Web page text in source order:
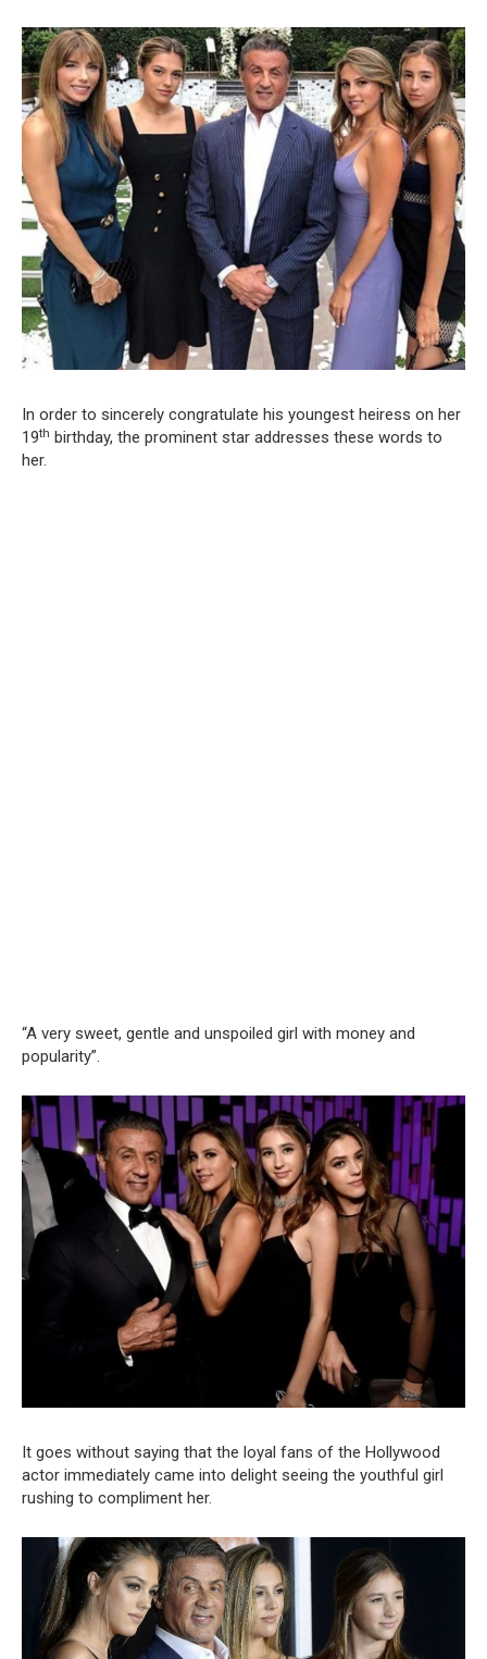
In order to sincerely congratulate his youngest heiress on her
19th birthday, the prominent star addresses these words to
her.
“A very sweet, gentle and unspoiled girl with money and
popularity”.
It goes without saying that the loyal fans of the Hollywood
actor immediately came into delight seeing the youthful girl
rushing to compliment her.